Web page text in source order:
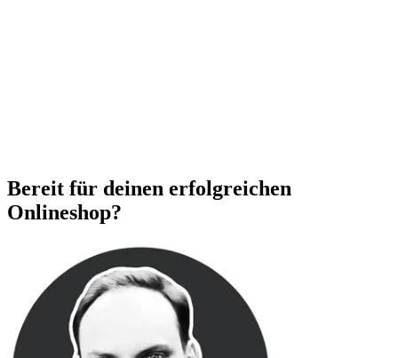
Bereit für deinen erfolgreichen
Onlineshop?